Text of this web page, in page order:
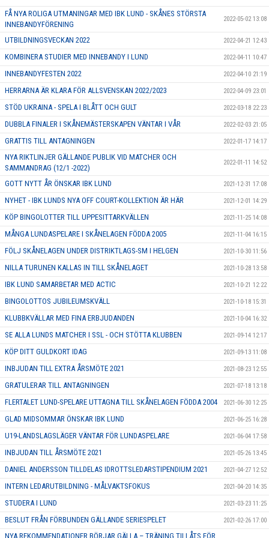
FÅ NYA ROLIGA UTMANINGAR MED IBK LUND - SKÅNES STÖRSTA
INNEBANDYFÖRENING
2022-05-02 13:08
UTBILDNINGSVECKAN 2022 2022-04-21 12:43
KOMBINERA STUDIER MED INNEBANDY I LUND 2022-04-11 10:47
INNEBANDYFESTEN 2022 2022-04-10 21:19
HERRARNA ÄR KLARA FÖR ALLSVENSKAN 2022/2023 2022-04-09 23:01
STÖD UKRAINA - SPELA I BLÅTT OCH GULT 2022-03-18 22:23
DUBBLA FINALER I SKÅNEMÄSTERSKAPEN VÄNTAR I VÅR 2022-02-03 21:05
GRATTIS TILL ANTAGNINGEN 2022-01-17 14:17
NYA RIKTLINJER GÄLLANDE PUBLIK VID MATCHER OCH
SAMMANDRAG (12/1 -2022)
2022-01-11 14:52
GOTT NYTT ÅR ÖNSKAR IBK LUND 2021-12-31 17:08
NYHET - IBK LUNDS NYA OFF COURT-KOLLEKTION ÄR HÄR 2021-12-01 14:29
KÖP BINGOLOTTER TILL UPPESITTARKVÄLLEN 2021-11-25 14:08
MÅNGA LUNDASPELARE I SKÅNELAGEN FÖDDA 2005 2021-11-04 16:15
FÖLJ SKÅNELAGEN UNDER DISTRIKTLAGS-SM I HELGEN 2021-10-30 11:56
NILLA TURUNEN KALLAS IN TILL SKÅNELAGET 2021-10-28 13:58
IBK LUND SAMARBETAR MED ACTIC 2021-10-21 12:22
BINGOLOTTOS JUBILEUMSKVÄLL 2021-10-18 15:31
KLUBBKVÄLLAR MED FINA ERBJUDANDEN 2021-10-04 16:32
SE ALLA LUNDS MATCHER I SSL - OCH STÖTTA KLUBBEN 2021-09-14 12:17
KÖP DITT GULDKORT IDAG 2021-09-13 11:08
INBJUDAN TILL EXTRA ÅRSMÖTE 2021 2021-08-23 12:55
GRATULERAR TILL ANTAGNINGEN 2021-07-18 13:18
FLERTALET LUND-SPELARE UTTAGNA TILL SKÅNELAGEN FÖDDA 2004 2021-06-30 12:25
GLAD MIDSOMMAR ÖNSKAR IBK LUND 2021-06-25 16:28
U19-LANDSLAGSLÄGER VÄNTAR FÖR LUNDASPELARE 2021-06-04 17:58
INBJUDAN TILL ÅRSMÖTE 2021 2021-05-26 13:45
DANIEL ANDERSSON TILLDELAS IDROTTSLEDARSTIPENDIUM 2021 2021-04-27 12:52
INTERN LEDARUTBILDNING - MÅLVAKTSFOKUS 2021-04-20 14:35
STUDERA I LUND 2021-03-23 11:25
BESLUT FRÅN FÖRBUNDEN GÄLLANDE SERIESPELET 2021-02-26 17:00
NYA REKOMMENDATIONER BÖRJAR GÄLLA – TRÄNING TILLÅTS FÖR